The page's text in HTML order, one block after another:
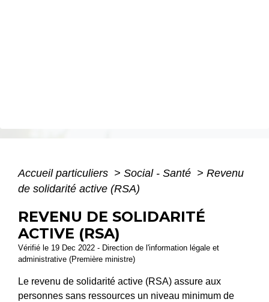
Accueil particuliers > Social - Santé > Revenu
de solidarité active (RSA)
REVENU DE SOLIDARITÉ
ACTIVE (RSA)
Vérifié le 19 Dec 2022 - Direction de l'information légale et
administrative (Première ministre)
Le revenu de solidarité active (RSA) assure aux
personnes sans ressources un niveau minimum de